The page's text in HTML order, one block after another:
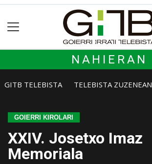
NAHIERAN
GITB TELEBISTA TELEBISTA ZUZENEAN
GOIERRI KIROLARI
XXIV. Josetxo Imaz
Memoriala